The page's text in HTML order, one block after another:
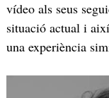
vídeo als seus
situació actual i
una experiència